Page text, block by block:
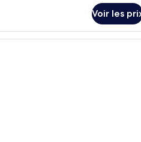
Voir les
Une chambre d’hôtel avec